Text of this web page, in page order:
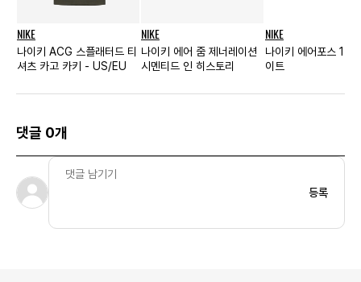
NIKE
나이키 ACG 스플래터드 티
셔츠 카고 카키 - US/EU
NIKE
나이키 에어 줌 제너레이션
시멘티드 인 히스토리
NIKE
나이키 에어포스 1
이트
댓글 0개
등록